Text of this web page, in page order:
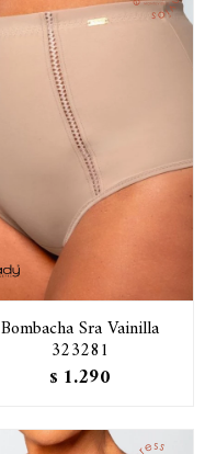
Bombacha Sra Vainilla
323281
$ 1.290